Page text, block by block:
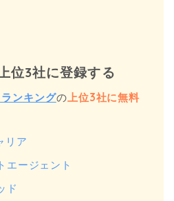
位3社に登録する
ンキングの 上位3社に無料
リア
エージェント
ド